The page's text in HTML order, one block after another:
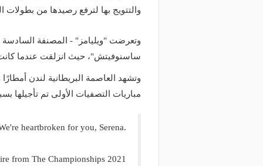
والتتويج بها لترفع رصيدها من بطولات
وتعرضت "ويليامز" - المصنفة السادسة
ساسنوفيتش"، حيث انزلقت عندما كانت النتيجة تشير
وتشهد العاصمة البريطانية لندن
مباريات التصفيات الأولى تم تأجيلها
heartbroken for you, Serena.
from The Championships 2021